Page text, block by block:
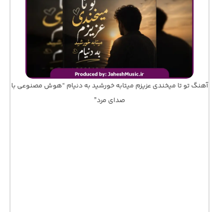
آهنگ تو تا میخندی عزیزم میتابه خورشید به دنیام “هوش مصنوعی با
صدای مرد”